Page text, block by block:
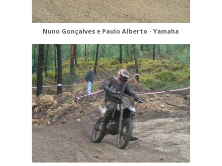
Nuno Gonçalves e Paulo Alberto - Yamaha